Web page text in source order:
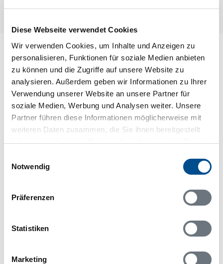
Diese Webseite verwendet Cookies
Wir verwenden Cookies, um Inhalte und Anzeigen zu
personalisieren, Funktionen für soziale Medien anbieten
zu können und die Zugriffe auf unsere Website zu
analysieren. Außerdem geben wir Informationen zu Ihrer
Verwendung unserer Website an unsere Partner für
soziale Medien, Werbung und Analysen weiter. Unsere
Partner führen diese Informationen möglicherweise mit
weiteren Daten zusammen, die Sie ihnen bereitgestellt
haben oder die sie im Rahmen Ihrer Nutzung der Dienste
Notwendig
Präferenzen
Statistiken
Marketing
Lageplan
Adresse
Ferienhaus 43860
Lenvägen 104
Stöten
78067 Sälen
Skriptblocker/AdBlocker aktiviert zu sein!
verhindert. Um die Funktionen nutzen zu können,